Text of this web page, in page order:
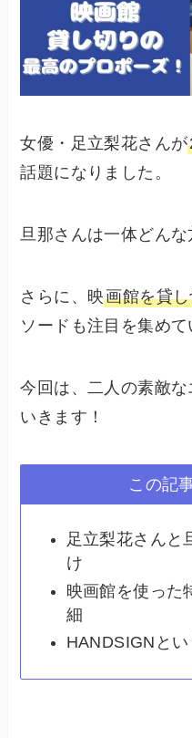
女優・足立梨花さんが
話題になりました。
旦那さんは一体どんな
さらに、映画館を貸
ソードも注目を集めて
今回は、二人の素敵
いきます！
この記
足立梨花さんと
け
映画館を使った
細
HANDSIGNと